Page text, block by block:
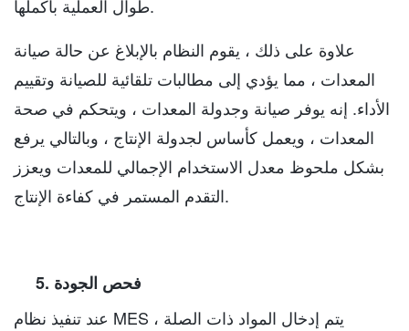
طوال العملية بأكملها.
علاوة على ذلك ، يقوم النظام بالإبلاغ عن حالة صيانة
المعدات ، مما يؤدي إلى مطالبات تلقائية للصيانة وتقييم
الأداء. إنه يوفر صيانة وجدولة المعدات ، ويتحكم في صحة
المعدات ، ويعمل كأساس لجدولة الإنتاج ، وبالتالي يرفع
بشكل ملحوظ معدل الاستخدام الإجمالي للمعدات ويعزز
التقدم المستمر في كفاءة الإنتاج.
5. فحص الجودة
عند تنفيذ نظام MES ، يتم إدخال المواد ذات الصلة